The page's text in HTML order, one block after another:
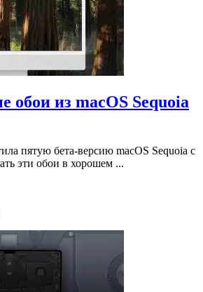
обои из macOS Sequoia
пятую бета-версию macOS Sequoia с
эти обои в хорошем ...